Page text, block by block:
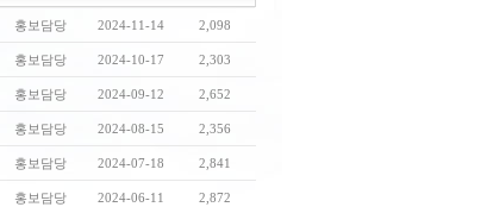
홍보담당 2024-11-14 2,098
홍보담당 2024-10-17 2,303
홍보담당 2024-09-12 2,652
홍보담당 2024-08-15 2,356
홍보담당 2024-07-18 2,841
홍보담당 2024-06-11 2,872